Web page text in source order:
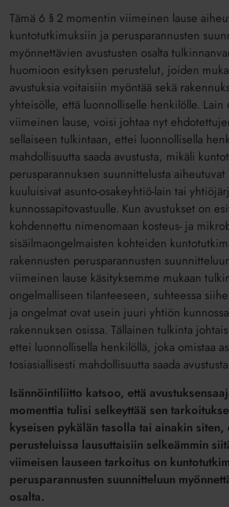
Tämä 6 § 2 momentin viimeinen lause
kuntotutkimuksiin ja perusparannusten
myönnettävien avustusten osalta
huomioon esityksen perustelut, joiden
avustuksia voitaisiin myöntää sekä
yhteisölle, että luonnolliselle henkilölle. Lain
viimeinen lause, voisi johtaa nyt
sellaiseen tulkintaan, ettei luonnollisella
mahdollisuutta saada avustusta, mikäli
perusparannuksen suunnittelusta aiheutuvat
kuuluisivat asunto-osakeyhtiö-lain tai
kunnossapitovastuulle. Kun avustukset on
kohdennettu nimenomaan kosteus- ja
sisäilmaongelmaisten kohteiden
rakennusten perusparannusten
viimeinen lause käsityksemme mukaan
ongelmalliseen tilanteeseen, suhteessa
ja ongelmat ovat usein juuri yhtiön
rakennuksen osissa. Tällainen tulkinta
ettei luonnollisella henkilöllä, joka omistaa
tosiasiallisesti mahdollisuutta saada
Isännöintiliitto katsoo, että
momenttia tulisi selkeyttää sen
kyseisen pykälän tasolla tai ainakin siten,
perusteluissa lausuttaisiin selkeämmin
viimeisen lauseen tarkoitus on
perusparannusten suunnitteluun
osalta.